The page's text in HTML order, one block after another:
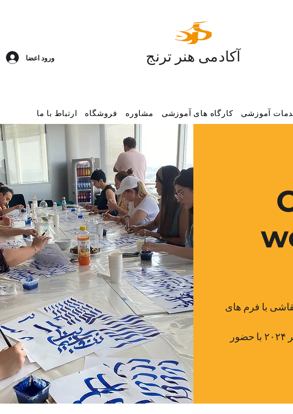
ورود اعضا آکادمی هنر ترنج
ارتباط با ما فروشگاه مشاوره کارگاه های آموزشی آموزشی
با فرم های
ورکشاپ نقاشی با حروف در تاریخ ۳ اکتبر ۲۰۲۴ با حضور